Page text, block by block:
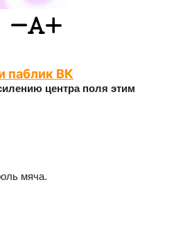
паблик ВК
центра поля этим
мяча.